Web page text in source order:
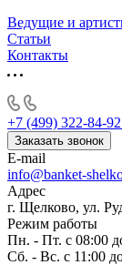
Ведущие и
Статьи
Контакты
+7 (499) 322-84-92
Заказать звонок
E-mail
info@banket-
Адрес
г. Щелково, ул.
Режим работы
Пн. - Пт. с 08:00
Сб. - Вс. с 11:00